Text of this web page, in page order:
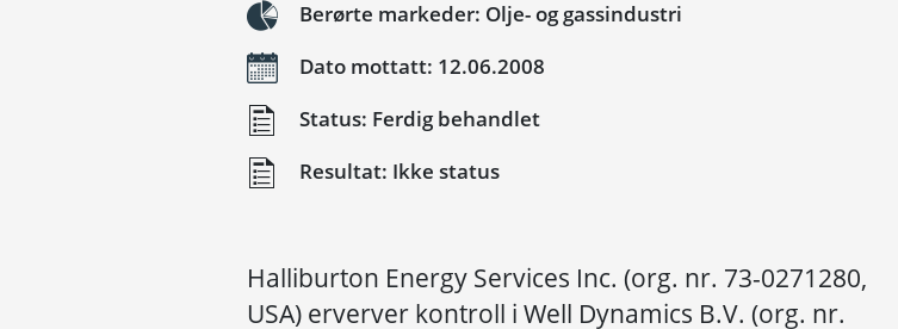
Berørte markeder: Olje- og gassindustri
Dato mottatt: 12.06.2008
Status: Ferdig behandlet
Resultat: Ikke status
Halliburton Energy Services Inc. (org. nr. 73-0271280,
USA) erverver kontroll i Well Dynamics B.V. (org. nr.